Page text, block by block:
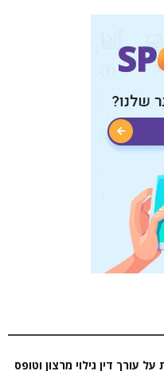
עורך דין גילוי מרצון וטופס